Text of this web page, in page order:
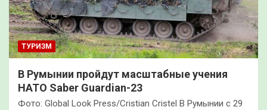
ТУРИЗМ
В Румынии пройдут масштабные учения
НАТО Saber Guardian-23
Фото: Global Look Press/Cristian Cristel В Румынии с 29